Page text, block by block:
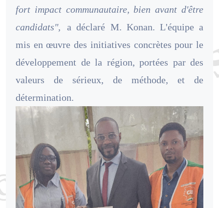
fort impact communautaire, bien avant d'être
candidats",
a déclaré M. Konan. L'équipe a
mis en œuvre des initiatives concrètes pour le
développement de la région, portées par des
valeurs de sérieux, de méthode, et de
détermination.